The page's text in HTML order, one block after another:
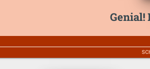
Genial!